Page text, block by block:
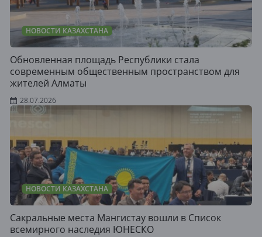
НОВОСТИ КАЗАХСТАНА
Обновленная площадь Республики стала
современным общественным пространством для
жителей Алматы
28.07.2026
НОВОСТИ КАЗАХСТАНА
Сакральные места Мангистау вошли в Список
всемирного наследия ЮНЕСКО